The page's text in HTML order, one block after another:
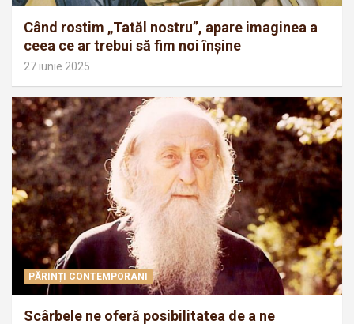
Când rostim „Tatăl nostru”, apare imaginea a
ceea ce ar trebui să fim noi înșine
27 iunie 2025
PĂRINȚI CONTEMPORANI
Scârbele ne oferă posibilitatea de a ne